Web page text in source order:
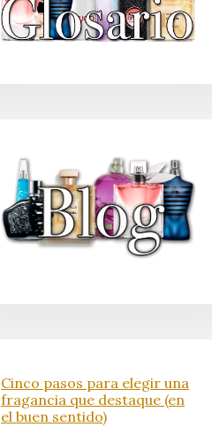
Cinco pasos para elegir una
fragancia que destaque (en
el buen sentido)